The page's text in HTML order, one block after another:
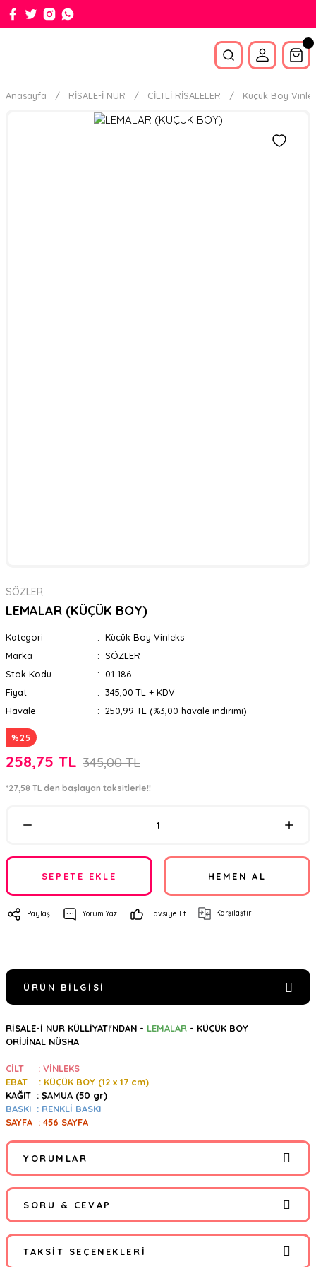
Anasayfa RİSALE-İ NUR CİLTLİ RİSALELER Küçük Boy
SÖZLER
LEMALAR (KÜÇÜK BOY)
Kategori
Küçük Boy Vinleks
Marka
SÖZLER
Stok Kodu
01 186
Fiyat
345,00 TL + KDV
Havale
250,99 TL (%3,00 havale indirimi)
%25
258,75 TL 345,00 TL
*27,58 TL den başlayan taksitlerle!!
SEPETE EKLE HEMEN AL
Paylaş Yorum Yaz Tavsiye Et Karşılaştır
ÜRÜN BILGISI
RİSALE-İ NUR KÜLLİYATI'NDAN - LEMALAR - KÜÇÜK BOY
ORİJİNAL NÜSHA
CİLT : VİNLEKS
EBAT : KÜÇÜK BOY (12 x 17 cm)
KAĞIT : ŞAMUA (50 gr)
BASKI : RENKLİ BASKI
SAYFA : 456 SAYFA
YORUMLAR
Bu ürüne ilk yorumu siz yapın!
Yorum Yaz
SORU & CEVAP
TAKSIT SEÇENEKLERI